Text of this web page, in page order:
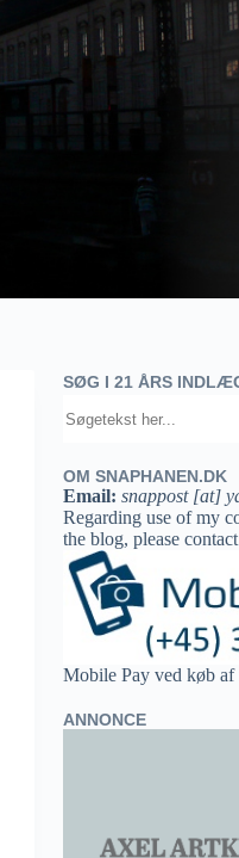
SØG I 21 ÅRS
OM SNAPHANEN.DK
Email: snappost [at]
Regarding use of my
the blog, please
Mobile Pay ved køb af
ANNONCE